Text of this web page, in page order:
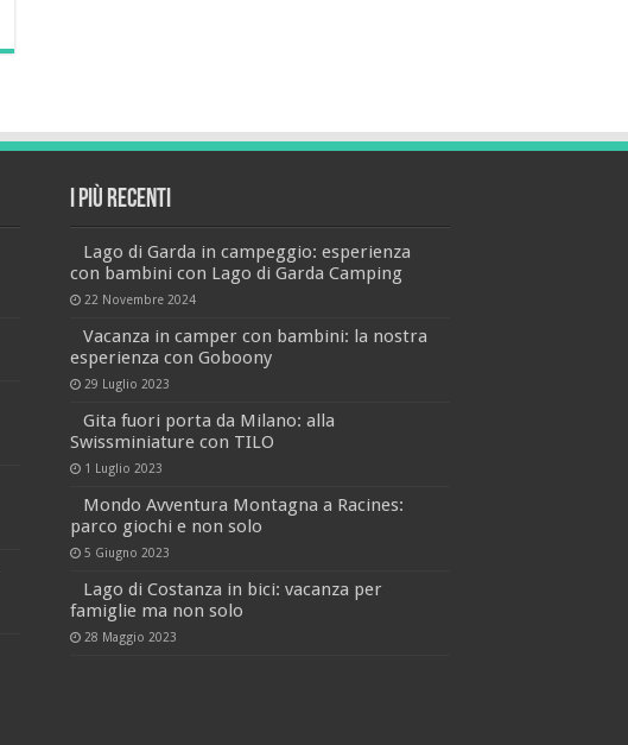
I più recenti
Lago di Garda in campeggio: esperienza
con bambini con Lago di Garda Camping
22 Novembre 2024
Vacanza in camper con bambini: la nostra
esperienza con Goboony
29 Luglio 2023
Gita fuori porta da Milano: alla
Swissminiature con TILO
1 Luglio 2023
Mondo Avventura Montagna a Racines:
parco giochi e non solo
5 Giugno 2023
Lago di Costanza in bici: vacanza per
famiglie ma non solo
28 Maggio 2023